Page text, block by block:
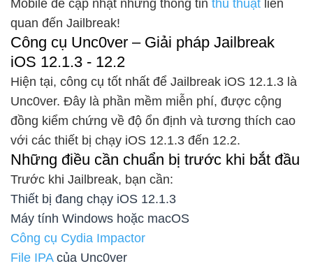
Mobile để cập nhật những thông tin thủ thuật liên
quan đến Jailbreak!
Công cụ Unc0ver – Giải pháp Jailbreak
iOS 12.1.3 - 12.2
Hiện tại, công cụ tốt nhất để Jailbreak iOS 12.1.3 là
Unc0ver. Đây là phần mềm miễn phí, được cộng
đồng kiểm chứng về độ ổn định và tương thích cao
với các thiết bị chạy iOS 12.1.3 đến 12.2.
Những điều cần chuẩn bị trước khi bắt đầu
Trước khi Jailbreak, bạn cần:
Thiết bị đang chạy iOS 12.1.3
Máy tính Windows hoặc macOS
Công cụ Cydia Impactor
File IPA của Unc0ver